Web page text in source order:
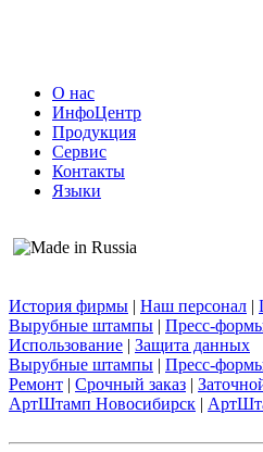
О нас
ИнфоЦентр
Продукция
Сервис
Контакты
Языки
История фирмы | Наш персонал |
Вырубные штампы | Пресс-
Использование | Защита данных
Вырубные штампы | Пресс-
Ремонт | Срочный заказ |
АртШтамп Новосибирск |